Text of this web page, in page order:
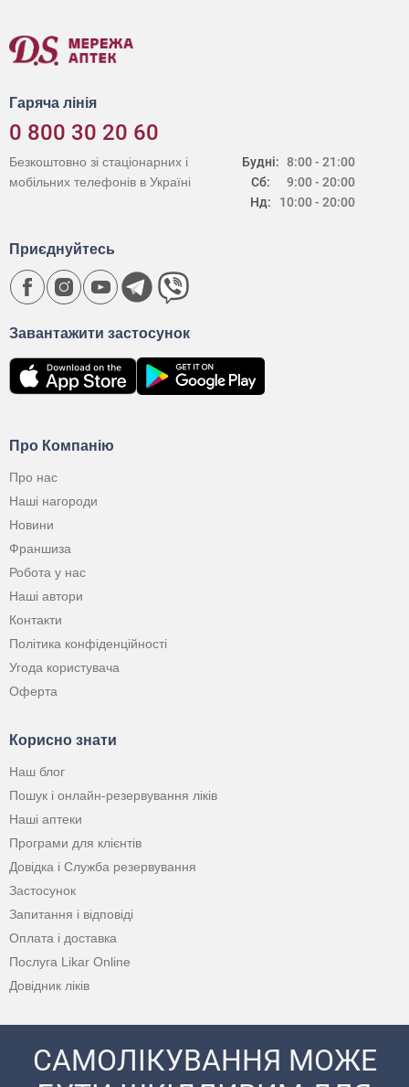
Гаряча лінія
0 800 30 20 60
Будні:
Сб:
Нд:
8:00 - 21:00
9:00 - 20:00
10:00 - 20:00
Безкоштовно зі стаціонарних і
мобільних телефонів в Україні
Про Компанію
Про нас
Наші нагороди
Новини
Франшиза
Робота у нас
Наші автори
Контакти
Політика конфіденційності
Угода користувача
Оферта
Корисно знати
Наш блог
Пошук і онлайн-резервування ліків
Наші аптеки
Програми для клієнтів
Довідка і Служба резервування
Застосунок
Запитання і відповіді
Оплата і доставка
Послуга Likar Online
Довідник ліків
Завантажити застосунок
Приєднуйтесь
САМОЛІКУВАННЯ МОЖЕ